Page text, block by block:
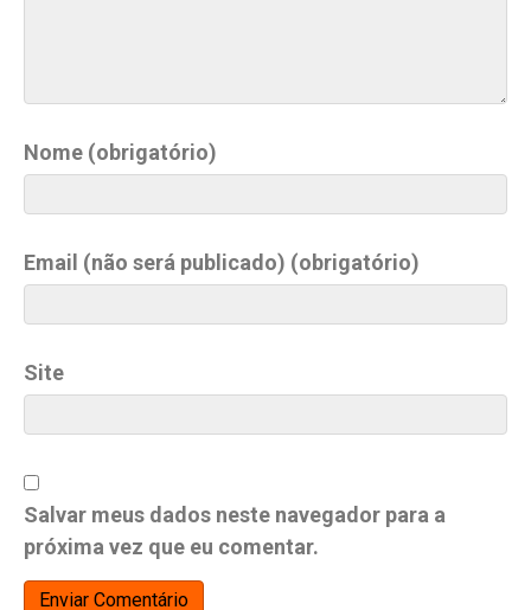
Nome (obrigatório)
Email (não será publicado) (obrigatório)
Site
Salvar meus dados neste navegador para a
próxima vez que eu comentar.